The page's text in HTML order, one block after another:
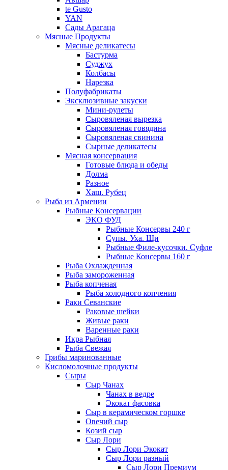
te Gusto
YAN
Сады Арагаца
Мясные Продукты
Мясные деликатесы
Бастурма
Суджух
Колбасы
Нарезка
Полуфабрикаты
Эксклюзивные закуски
Мини-рулеты
Сыровяленая вырезка
Сыровяленая говядина
Сыровяленая свинина
Сырные деликатесы
Мясная консервация
Готовые блюда и обеды
Долма
Разное
Хаш. Рубец
Рыба из Армении
Рыбные Консервации
ЭКО ФУД
Рыбные Консервы 240 г
Супы. Уха. Щи
Рыбные Филе-кусочки. Суфле
Рыбные Консервы 160 г
Рыба Охлажденная
Рыба замороженная
Рыба копченая
Рыба холодного копчения
Раки Севанские
Раковые шейки
Живые раки
Варенные раки
Икра Рыбная
Рыба Свежая
Грибы маринованные
Кисломолочные продукты
Сыры
Сыр Чанах
Чанах в ведре
Экокат фасовка
Сыр в керамическом горшке
Овечий сыр
Козий сыр
Сыр Лори
Сыр Лори Экокат
Сыр Лори разный
Сыр Лори Премиум